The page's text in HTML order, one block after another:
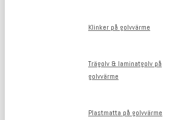
Klinker på golvvärme
Trägolv & laminatgolv på
golvvärme
Plastmatta på golvvärme